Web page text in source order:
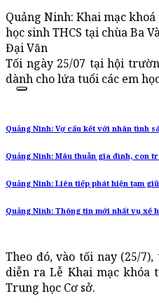
Quảng Ninh: Khai mạc
học sinh THCS tại chùa Ba
Đại Văn
Tối ngày 25/07 tại hội
dành cho lứa tuổi các em
Quảng Ninh: Vợ cấu kết với nhân tình
Quảng Ninh: Mâu thuẫn gia đình, con
Quảng Ninh: Liên tiếp phát hiện tạm
Quảng Ninh: Thông tin mới nhất vụ xế
Theo đó, vào tối nay (25/
diễn ra Lễ Khai mạc khóa
Trung học Cơ sở.